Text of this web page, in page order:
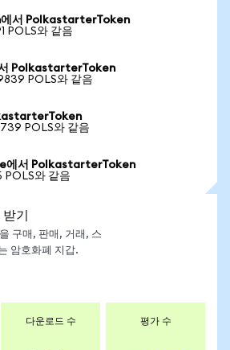
에서 PolkastarterToken
POLS와 같음
PolkastarterToken
POLS와 같음
POLS와 같음
에서 PolkastarterToken
POLS와 같음
기
구매, 판매, 거래, 스
암호화폐 지갑.
다운로드 수 평가 수